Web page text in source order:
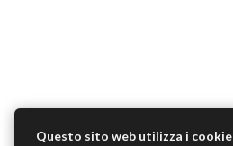
Questo sito web utilizza i cookie